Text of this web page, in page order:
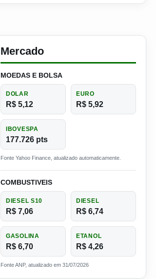
Mercado
MOEDAS E BOLSA
DOLAR
R$ 5,12
EURO
R$ 5,92
IBOVESPA
177.726 pts
Fonte Yahoo Finance, atualizado automaticamente.
COMBUSTIVEIS
DIESEL S10
R$ 7,06
DIESEL
R$ 6,74
GASOLINA
R$ 6,70
ETANOL
R$ 4,26
Fonte ANP, atualizado em 31/07/2026